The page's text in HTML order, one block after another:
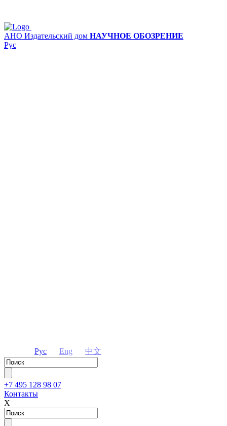
АНО Издательский дом НАУЧНОЕ ОБОЗРЕНИЕ
Рус
Рус Eng 中文
+7 495 128 98 07
Контакты
Х